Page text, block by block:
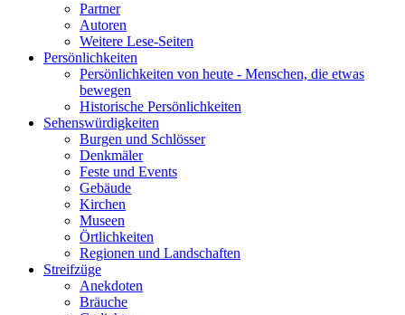
Partner
Autoren
Weitere Lese-Seiten
Persönlichkeiten
Persönlichkeiten von heute - Menschen, die etwas
bewegen
Historische Persönlichkeiten
Sehenswürdigkeiten
Burgen und Schlösser
Denkmäler
Feste und Events
Gebäude
Kirchen
Museen
Örtlichkeiten
Regionen und Landschaften
Streifzüge
Anekdoten
Bräuche